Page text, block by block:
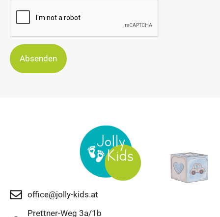
Absenden
office@jolly-kids.at
Prettner-Weg 3a/1b